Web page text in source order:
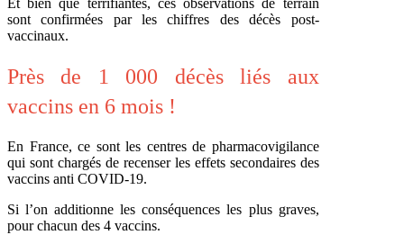
sont confirmées par les chiffres des décès post-
vaccinaux.
Près de 1 000 décès liés aux
vaccins en 6 mois !
En France, ce sont les centres de pharmacovigilance
qui sont chargés de recenser les effets secondaires des
vaccins anti COVID-19.
Si l’on additionne les conséquences les plus graves,
pour chacun des 4 vaccins.